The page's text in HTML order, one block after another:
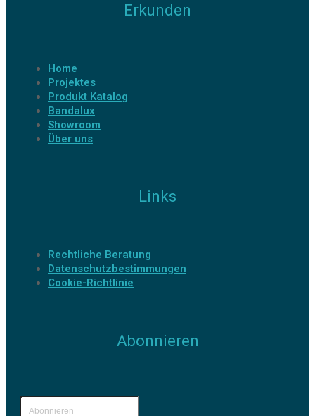
Erkunden
Home
Projektes
Produkt Katalog
Bandalux
Showroom
Über uns
Links
Rechtliche Beratung
Datenschutzbestimmungen
Cookie-Richtlinie
Abonnieren